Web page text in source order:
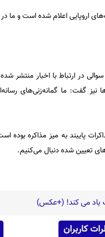
اروپایی اعلام شده است و
در ارتباط با اخبار منتشر شده
نیز گفت: ما گمانه‌زنی‌های
پایبند به میز مذاکره بوده
تعیین شده دنبال می‌کنیم.
باد می کند! (+عکس)
کاربران